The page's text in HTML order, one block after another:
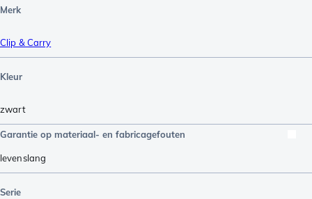
Merk
Clip & Carry
Kleur
zwart
Garantie op materiaal- en fabricagefouten
levenslang
Serie